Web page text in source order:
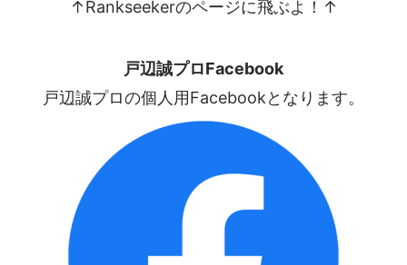
↑Rankseekerのページに飛ぶよ！↑
戸辺誠プロFacebook
戸辺誠プロの個人用Facebookとなります。